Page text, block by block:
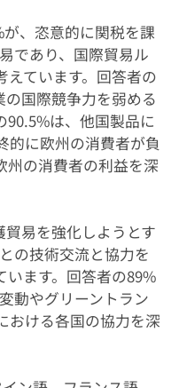
、恣意的に関税を課
であり、国際貿易ル
えています。回答者の
国際競争力を弱める
90.5%は、他国製品に
的に欧州の消費者が負
州の消費者の利益を深
易を強化しようとす
の技術交流と協力を
います。回答者の89%
動やグリーントラン
おける各国の協力を深